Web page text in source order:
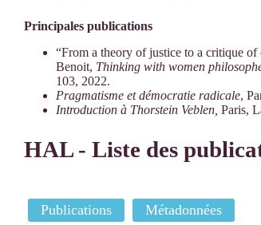
Principales publications
“From a theory of justice to a critique
Benoit, Thinking with women
103, 2022.
Pragmatisme et démocratie radicale,
Introduction à Thorstein Veblen, Paris,
HAL - Liste des
Publications Métadonnées